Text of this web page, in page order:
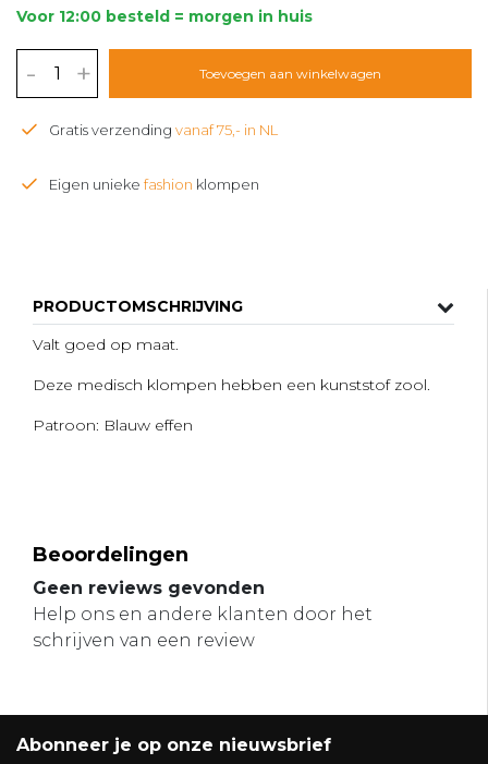
PRODUCTOMSCHRIJVING
Valt goed op maat.
Deze medisch klompen hebben een kunststof zool.
Patroon: Blauw effen
Beoordelingen
Geen reviews gevonden
Help ons en andere klanten door het
schrijven van een review
Voor 12:00 besteld = morgen in huis
- + Toevoegen aan winkelwagen
Gratis verzending vanaf 75,- in NL
Eigen unieke fashion klompen
Abonneer je op onze nieuwsbrief